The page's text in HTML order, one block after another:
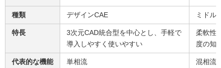
種類 デザインCAE ミドル
特長
3次元CAD統合型を中心とし、手軽で
導入しやすく使いやすい
柔軟性
度の知
代表的な機能 単相流
混相流